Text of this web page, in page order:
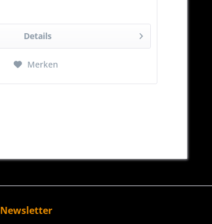
Details
Merken
Newsletter